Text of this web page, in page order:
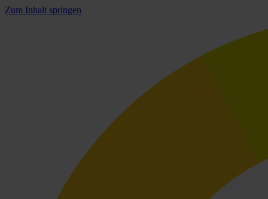
Zum Inhalt springen